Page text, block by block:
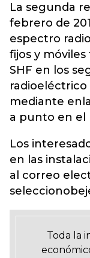
La segunda
febrero de
espectro
fijos y
SHF en los
radioeléctrico
mediante
a punto en el
Los
en las
al correo
Toda la